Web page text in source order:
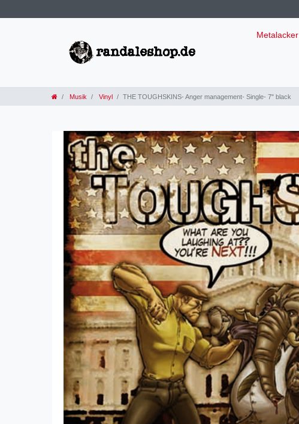
Metalacker
Musik Vinyl THE TOUGHSKINS- Anger management- Single- 7" black